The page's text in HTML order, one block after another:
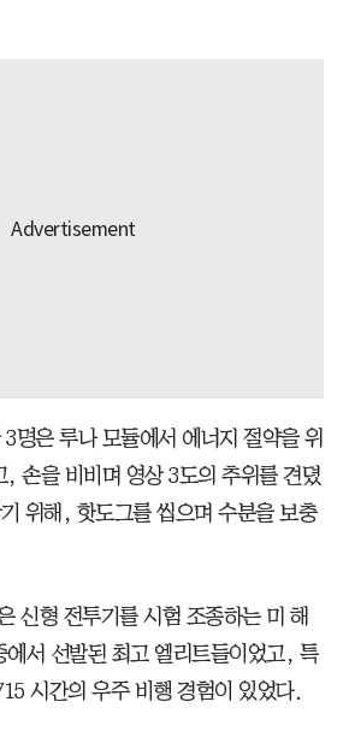
명은 루나 모듈에서 에너지 절약을 위
, 손을 비비며 영상 3도의 추위를 견뎠
위해, 핫도그를 씹으며 수분을 보충
신형 전투기를 시험 조종하는 미 해
에서 선발된 최고 엘리트들이었고, 특
시간의 우주 비행 경험이 있었다.